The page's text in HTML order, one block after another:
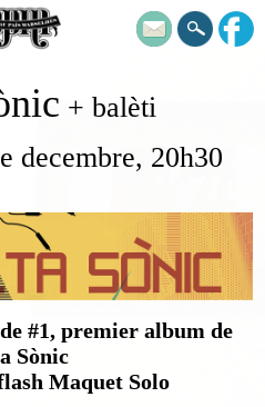
+ balèti
decembre, 20h30
#1, premier album de
Sònic
Maquet Solo